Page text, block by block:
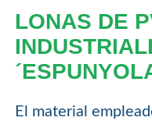
LONAS DE
El material